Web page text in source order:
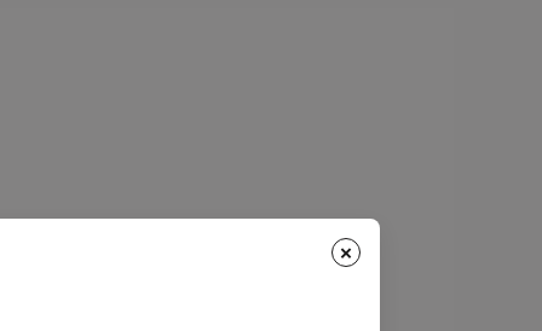
×